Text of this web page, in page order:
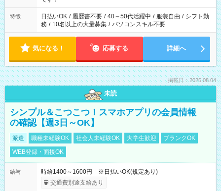
特徴 日払いOK / 履歴書不要 / 40～50代活躍中 / 服装自由 / シフト勤
務 / 10名以上の大量募集 / パソコンスキル不要
気になる！ 応募する 詳細へ
掲載日：2026.08.04
未読
シンプル＆こつこつ！スマホアプリの会員情報
の確認【週3日～OK】
派遣 職種未経験OK 社会人未経験OK 大学生歓迎
ブランクOK
WEB登録・面接OK
給与
時給1400～1600円 ※日払いOK(規定あり)
交通費別途支給あり